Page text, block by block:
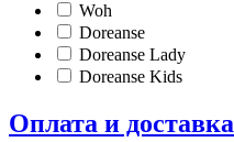
Woh
Doreanse
Doreanse Lady
Doreanse Kids
Оплата и доставка